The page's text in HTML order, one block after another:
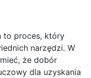
to proces, który
narzędzi. W
że dobór
dla uzyskania